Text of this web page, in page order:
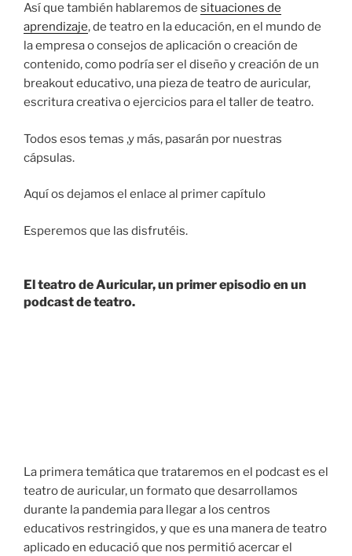
Así que también hablaremos de situaciones de
aprendizaje, de teatro en la educación, en el mundo de
la empresa o consejos de aplicación o creación de
contenido, como podría ser el diseño y creación de un
breakout educativo, una pieza de teatro de auricular,
escritura creativa o ejercicios para el taller de teatro.
Todos esos temas ,y más, pasarán por nuestras
cápsulas.
Aquí os dejamos el enlace al primer capítulo
Esperemos que las disfrutéis.
El teatro de Auricular, un primer episodio en un
podcast de teatro.
La primera temática que trataremos en el podcast es el
teatro de auricular, un formato que desarrollamos
durante la pandemia para llegar a los centros
educativos restringidos, y que es una manera de teatro
aplicado en educació que nos permitió acercar el